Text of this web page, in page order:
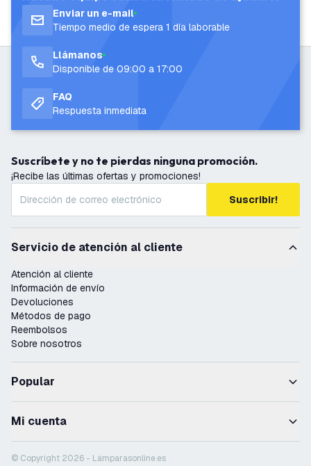
Enviar un e-mail
Tiempo medio de espera 1 día laborable
Llámanos
Disponible de 09:00 a 17:00
FAQ
Respuesta inmediata
Suscríbete y no te pierdas ninguna promoción.
¡Recibe las últimas ofertas y promociones!
Suscribir!
Servicio de atención al cliente
Atención al cliente
Información de envío
Devoluciones
Métodos de pago
Reembolsos
Sobre nosotros
Popular
Mi cuenta
© Copyright 2026 - Lámparasonline.es